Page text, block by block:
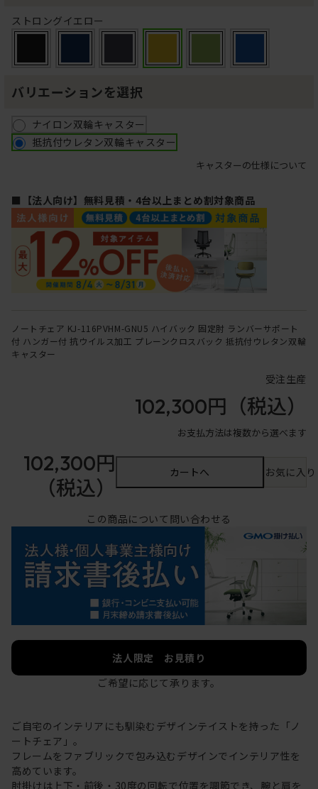
ストロングイエロー
バリエーションを選択
ナイロン双輪キャスター
抵抗付ウレタン双輪キャスター
キャスターの仕様について
■【法人向け】無料見積・4台以上まとめ割対象商品
ノートチェア KJ-116PVHM-GNU5 ハイバック 固定肘 ランバーサポート
付 ハンガー付 抗ウイルス加工 プレーンクロスバック 抵抗付ウレタン双輪
キャスター
受注生産
102,300円 （税込）
お支払方法は複数から選べます
102,300円
（税込）
カートへ お気に入
この商品について問い合わせる
法人限定 お見積り
ご希望に応じて承ります。
ご自宅のインテリアにも馴染むデザインテイストを持った「ノ
ートチェア」。
フレームをファブリックで包み込むデザインでインテリア性を
高めています。
肘掛けは上下・前後・30度の回転で位置を調節でき、腕と肩を